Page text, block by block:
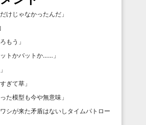
けじゃなかったんだ 」
」
もう 」
トかバットか…… 」
」
ぎて草 」
た模型も今や無意味 」
シが来た矛盾はないしタイムパトロー